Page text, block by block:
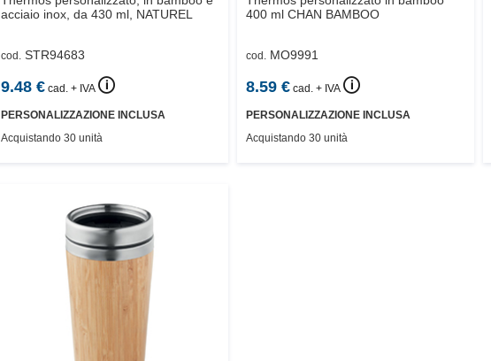
acciaio inox, da 430 ml, NATUREL
cod. STR94683
9.48€ cad. + IVA 🛈
PERSONALIZZAZIONE INCLUSA
Acquistando 30 unità
400 ml CHAN BAMBOO
cod. MO9991
8.59 € cad. + IVA 🛈
PERSONALIZZAZIONE INCLUSA
Acquistando 30 unità